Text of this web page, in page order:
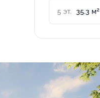
5 эт. 35.3 м2